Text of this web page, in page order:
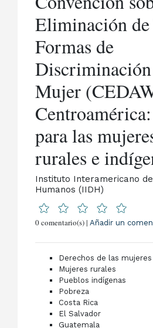
Eliminación de
Formas de
Mujer
para las
rurales e
Instituto Interamericano
Humanos (IIDH)
0 comentario(s) |Añadir un
Derechos de las mujeres
Mujeres rurales
Pueblos indígenas
Pobreza
Costa Rica
El Salvador
Guatemala